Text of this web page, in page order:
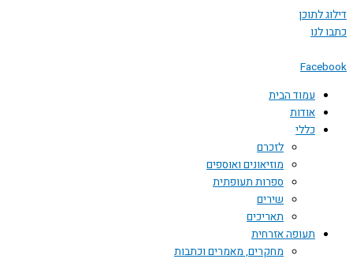
לתוכן
לנו
עמוד הבית
אודות
כללי
לזכרם
מוזיאונים ואוספים
ספרות תעופתית
שירים
תאריכים
תעופה אזרחית
מחקרים, מאמרים וכתבות